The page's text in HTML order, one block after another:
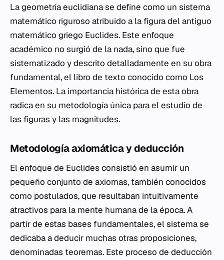
La geometría euclidiana se define como un sistema
matemático riguroso atribuido a la figura del antiguo
matemático griego Euclides. Este enfoque
académico no surgió de la nada, sino que fue
sistematizado y descrito detalladamente en su obra
fundamental, el libro de texto conocido como Los
Elementos. La importancia histórica de esta obra
radica en su metodología única para el estudio de
las figuras y las magnitudes.
Metodología axiomática y deducción
El enfoque de Euclides consistió en asumir un
pequeño conjunto de axiomas, también conocidos
como postulados, que resultaban intuitivamente
atractivos para la mente humana de la época. A
partir de estas bases fundamentales, el sistema se
dedicaba a deducir muchas otras proposiciones,
denominadas teoremas. Este proceso de deducción